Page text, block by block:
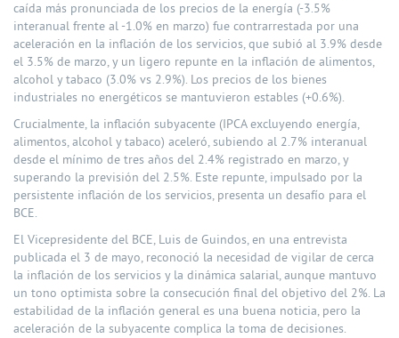
caída más pronunciada de los precios de la energía (-3.5%
interanual frente al -1.0% en marzo) fue contrarrestada por una
aceleración en la inflación de los servicios, que subió al 3.9% desde
el 3.5% de marzo, y un ligero repunte en la inflación de alimentos,
alcohol y tabaco (3.0% vs 2.9%). Los precios de los bienes
industriales no energéticos se mantuvieron estables (+0.6%).
Crucialmente, la inflación subyacente (IPCA excluyendo energía,
alimentos, alcohol y tabaco) aceleró, subiendo al 2.7% interanual
desde el mínimo de tres años del 2.4% registrado en marzo, y
superando la previsión del 2.5%. Este repunte, impulsado por la
persistente inflación de los servicios, presenta un desafío para el
BCE.
El Vicepresidente del BCE, Luis de Guindos, en una entrevista
publicada el 3 de mayo, reconoció la necesidad de vigilar de cerca
la inflación de los servicios y la dinámica salarial, aunque mantuvo
un tono optimista sobre la consecución final del objetivo del 2%. La
estabilidad de la inflación general es una buena noticia, pero la
aceleración de la subyacente complica la toma de decisiones.